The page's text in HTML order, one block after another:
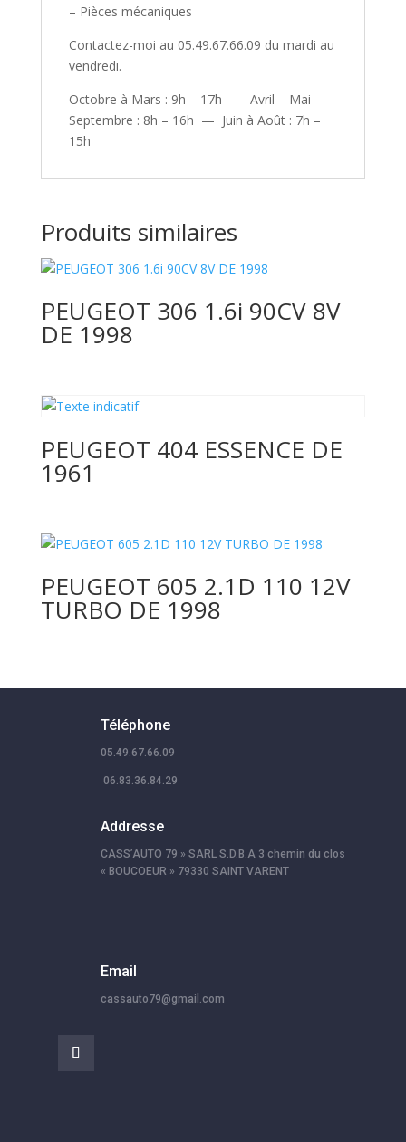
– Pièces mécaniques
Contactez-moi au 05.49.67.66.09 du mardi au
vendredi.
Octobre à Mars : 9h – 17h — Avril – Mai –
Septembre : 8h – 16h — Juin à Août : 7h –
15h
Produits similaires
PEUGEOT 306 1.6i 90CV 8V
DE 1998
PEUGEOT 404 ESSENCE DE
1961
PEUGEOT 605 2.1D 110 12V
TURBO DE 1998
Téléphone
05.49.67.66.09
06.83.36.84.29
Addresse
CASS’AUTO 79 » SARL S.D.B.A 3 chemin du clos
« BOUCOEUR » 79330 SAINT VARENT
Email
cassauto79@gmail.com